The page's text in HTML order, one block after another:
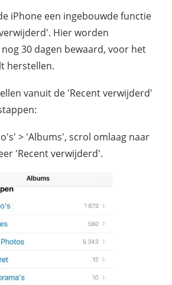
iPhone een ingebouwde functie
Hier worden
30 dagen bewaard, voor het
herstellen.
vanuit de 'Recent verwijderd'
> 'Albums', scrol omlaag naar
'Recent verwijderd'.